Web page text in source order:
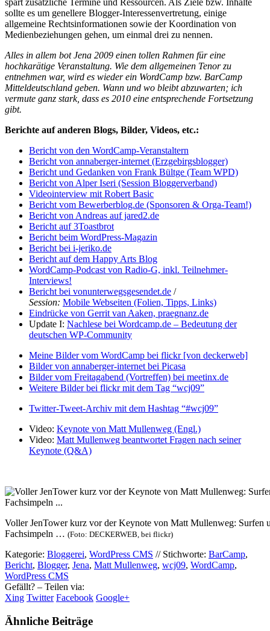
sollte es um genellere Blogger-Interessenvertretung, einige
allgemeine Rechtsinformationen sowie der Koordination von
Medienbeziehungen gehen, um einmal drei zu nennen.
Alles in allem bot Jena 2009 einen tollen Rahmen für eine
hochkarätige Veranstaltung. Wie dem allgemeinen Tenor zu
entnehmen war, wird es wieder ein WordCamp bzw. BarCamp
Mitteldeutschland geben. Wann und wo bleibt abzuwarten; ich
vermute ganz stark, dass es 2010 eine entsprechende Fortsetzung
gibt.
Berichte auf anderen Blogs, Bilder, Videos, etc.:
Bericht von den WordCamp-Veranstaltern
Bericht von annaberger-internet (Erzgebirgsblogger)
Bericht und Gedanken von Frank Bültge (Team WPD)
Bericht von Alper Iseri (Session Bloggerverband)
Videointerview mit Robert Basic
Bericht vom Bewerberblog.de (Sponsoren & Orga-Team!)
Bericht von Andreas auf jared2.de
Bericht auf 3Toastbrot
Bericht beim WordPress-Magazin
Bericht bei i-jeriko.de
Bericht auf dem Happy Arts Blog
WordCamp-Podcast von Radio-G, inkl. Teilnehmer-
Interviews!
Bericht bei vonunterwegsgesendet.de /
Session: Mobile Webseiten (Folien, Tipps, Links)
Eindrücke von Gerrit van Aaken, praegnanz.de
Update I: Nachlese bei Wordcamp.de – Bedeutung der
deutschen WP-Community
Meine Bilder vom WordCamp bei flickr [von deckerweb]
Bilder von annaberger-internet bei Picasa
Bilder vom Freitagabend (Vortreffen) bei meetinx.de
Weitere Bilder bei flickr mit dem Tag “wcj09”
Twitter-Tweet-Archiv mit dem Hashtag “#wcj09”
Video: Keynote von Matt Mullenweg (Engl.)
Video: Matt Mullenweg beantwortet Fragen nach seiner
Keynote (Q&A)
Voller JenTower kurz vor der Keynote von Matt Mullenweg: Surfen
Fachsimpeln … (Foto: DECKERWEB, bei flickr)
Kategorie: Bloggerei, WordPress CMS // Stichworte: BarCamp,
Bericht, Blogger, Jena, Matt Mullenweg, wcj09, WordCamp,
WordPress CMS
Gefällt? – Teilen via:
Xing Twitter Facebook Google+
Ähnliche Beiträge